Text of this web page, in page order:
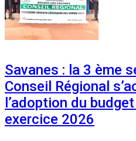
Savanes : la 3 ème
Conseil Régional
l’adoption du
exercice 2026